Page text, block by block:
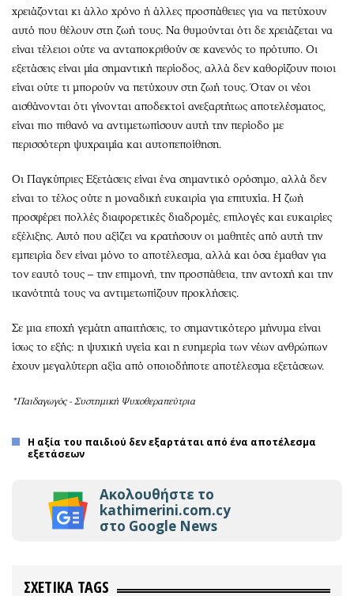
χρειάζονται κι άλλο χρόνο ή άλλες προσπάθειες για να πετύχουν
αυτό που θέλουν στη ζωή τους. Να θυμούνται ότι δε χρειάζεται να
είναι τέλειοι ούτε να ανταποκριθούν σε κανενός το πρότυπο. Οι
εξετάσεις είναι μία σημαντική περίοδος, αλλά δεν καθορίζουν ποιοι
είναι ούτε τι μπορούν να πετύχουν στη ζωή τους. Όταν οι νέοι
αισθάνονται ότι γίνονται αποδεκτοί ανεξαρτήτως αποτελέσματος,
είναι πιο πιθανό να αντιμετωπίσουν αυτή την περίοδο με
περισσότερη ψυχραιμία και αυτοπεποίθηση.
Οι Παγκύπριες Εξετάσεις είναι ένα σημαντικό ορόσημο, αλλά δεν
είναι το τέλος ούτε η μοναδική ευκαιρία για επιτυχία. Η ζωή
προσφέρει πολλές διαφορετικές διαδρομές, επιλογές και ευκαιρίες
εξέλιξης. Αυτό που αξίζει να κρατήσουν οι μαθητές από αυτή την
εμπειρία δεν είναι μόνο το αποτέλεσμα, αλλά και όσα έμαθαν για
τον εαυτό τους – την επιμονή, την προσπάθεια, την αντοχή και την
ικανότητά τους να αντιμετωπίζουν προκλήσεις.
Σε μια εποχή γεμάτη απαιτήσεις, το σημαντικότερο μήνυμα είναι
ίσως το εξής: η ψυχική υγεία και η ευημερία των νέων ανθρώπων
έχουν μεγαλύτερη αξία από οποιοδήποτε αποτέλεσμα εξετάσεων.
*Παιδαγωγός - Συστημική Ψυχοθεραπεύτρια
H αξία του παιδιού δεν εξαρτάται από ένα αποτέλεσμα
εξετάσεων
Ακολουθήστε το
kathimerini.com.cy
στο Google News
ΣΧΕΤΙΚΑ TAGS